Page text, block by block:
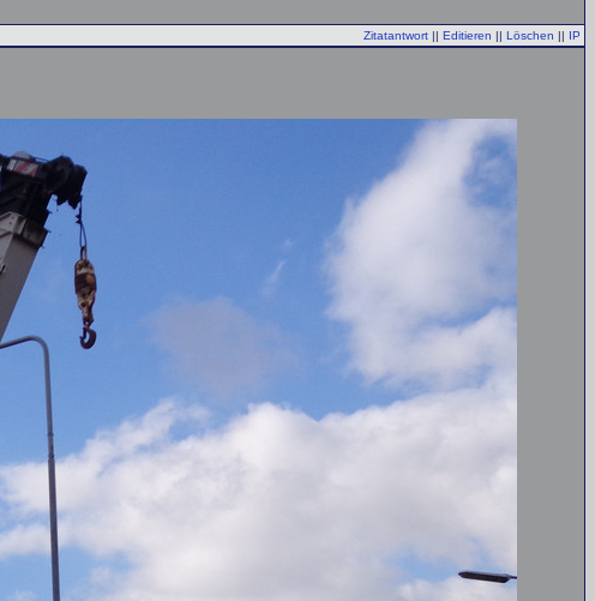
Zitatantwort || Editieren || Löschen || IP